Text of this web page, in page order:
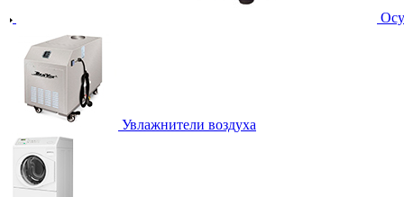
Увлажнители воздуха